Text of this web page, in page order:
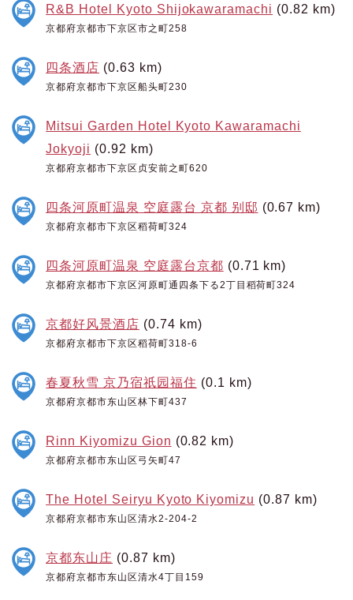
R&B Hotel Kyoto Shijokawaramachi (0.82 km)
京都府京都市下京区市之町258
四条酒店 (0.63 km)
京都府京都市下京区船头町230
Mitsui Garden Hotel Kyoto Kawaramachi
Jokyoji (0.92 km)
京都府京都市下京区贞安前之町620
四条河原町温泉 空庭露台 京都 别邸 (0.67 km)
京都府京都市下京区稻荷町324
四条河原町温泉 空庭露台京都 (0.71 km)
京都府京都市下京区河原町通四条下る2丁目稻荷町324
京都好风景酒店 (0.74 km)
京都府京都市下京区稻荷町318-6
春夏秋雪 京乃宿祇园福住 (0.1 km)
京都府京都市东山区林下町437
Rinn Kiyomizu Gion (0.82 km)
京都府京都市东山区弓矢町47
The Hotel Seiryu Kyoto Kiyomizu (0.87 km)
京都府京都市东山区清水2-204-2
京都东山庄 (0.87 km)
京都府京都市东山区清水4丁目159